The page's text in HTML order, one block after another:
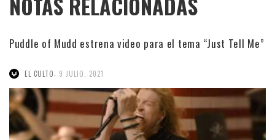
NOTAS RELACIONADAS
Puddle of Mudd estrena video para el tema “Just Tell Me”
EL CULTO, 9 JULIO, 2021